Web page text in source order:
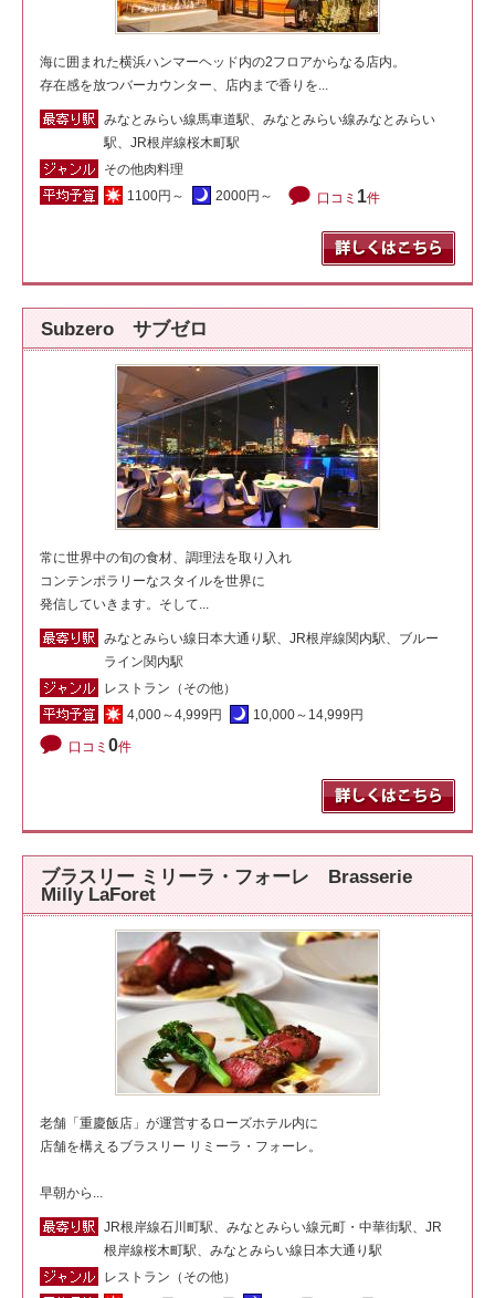
海に囲まれた横浜ハンマーヘッド内の2フロアからなる店内。
存在感を放つバーカウンター、店内まで香りを...
みなとみらい線馬車道駅、みなとみらい線みなとみらい
駅、JR根岸線桜木町駅
その他肉料理
1100円～
2000円～ 口コミ 1件
Subzero サブゼロ
常に世界中の旬の食材、調理法を取り入れ
コンテンポラリーなスタイルを世界に
発信していきます。そして...
みなとみらい線日本大通り駅、JR根岸線関内駅、ブルー
ライン関内駅
レストラン（その他）
4,000～4,999円
10,000～14,999円
口コミ 0件
ブラスリー ミリーラ・フォーレ Brasserie
Milly LaForet
老舗「重慶飯店」が運営するローズホテル内に
店舗を構えるブラスリー リミーラ・フォーレ。
早朝から...
JR根岸線石川町駅、みなとみらい線元町・中華街駅、JR
根岸線桜木町駅、みなとみらい線日本大通り駅
レストラン（その他）